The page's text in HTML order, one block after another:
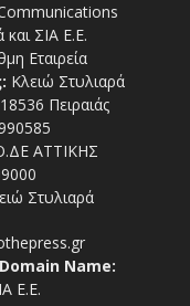
και ΣΙΑ Ε.Ε.
Εταιρεία
Κλειώ Στυλιαρά
Πειραιάς
ΑΤΤΙΚΗΣ
Στυλιαρά
Name:
Ε.Ε.